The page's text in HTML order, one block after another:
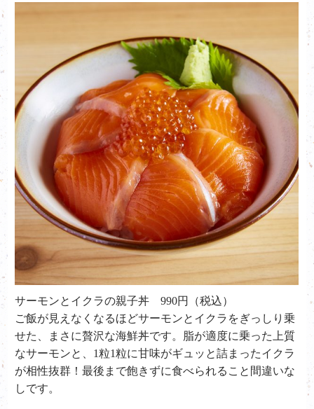
サーモンとイクラの親子丼990円（税込）
ご飯が見えなくなるほどサーモンとイクラをぎっしり乗
せた、まさに贅沢な海鮮丼です。脂が適度に乗った上質
なサーモンと、 1粒1粒に甘味がギュッと詰まったイクラ
が相性抜群！最後まで飽きずに食べられること間違いな
しです。